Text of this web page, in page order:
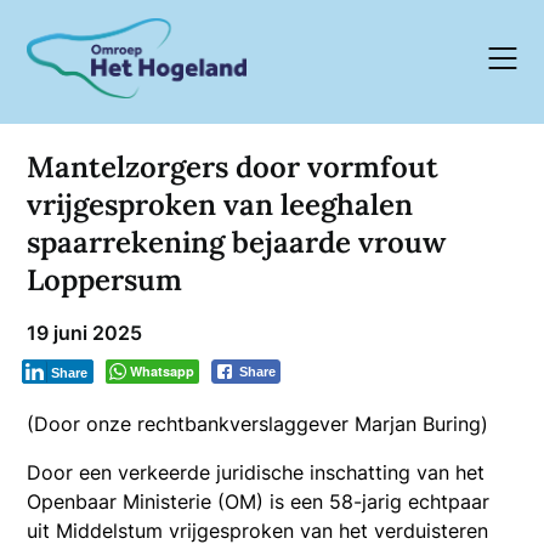
content
Mantelzorgers door vormfout
vrijgesproken van leeghalen
spaarrekening bejaarde vrouw
Loppersum
19 juni 2025
Whatsapp Share
Share
(Door onze rechtbankverslaggever Marjan Buring)
Door een verkeerde juridische inschatting van het
Openbaar Ministerie (OM) is een 58-jarig echtpaar
uit Middelstum vrijgesproken van het verduisteren